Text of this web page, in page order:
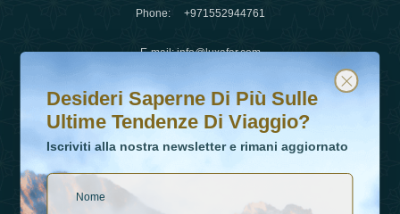
Phone: +971552944761
E-mail:info@luxafar.com
WhatsApp No
+442034682356
Desideri saperne di più sulle ultime tendenze di viaggio?
Iscriviti alla nostra newsletter e rimani aggiornato
Desideri Saperne Di Più Sulle
Ultime Tendenze Di Viaggio?
Iscriviti alla nostra newsletter e rimani aggiornato